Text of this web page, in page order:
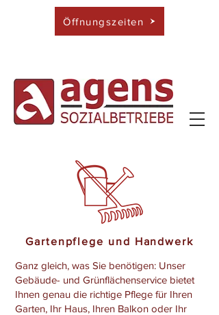
Öffnungszeiten
Gartenpflege und Handwerk
Ganz gleich, was Sie benötigen: Unser
Gebäude- und Grünflächenservice bietet
Ihnen genau die richtige Pflege für Ihren
Garten, Ihr Haus, Ihren Balkon oder Ihr